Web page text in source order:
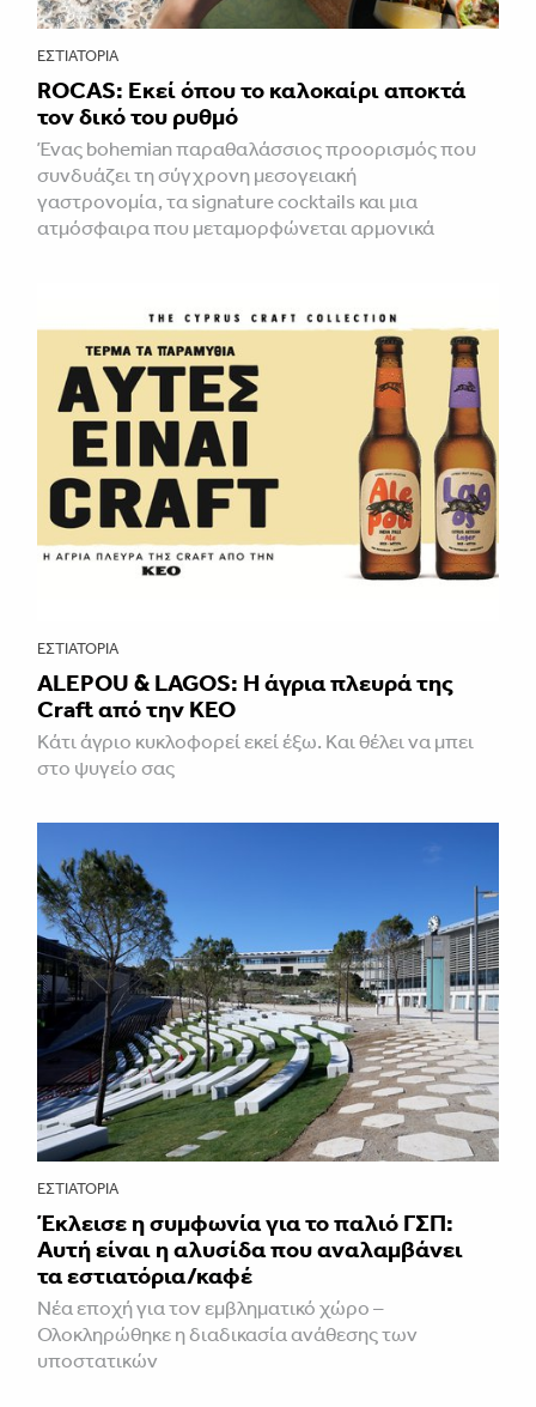
ΕΣΤΙΑΤΌΡΙΑ
ROCAS: Εκεί όπου το καλοκαίρι αποκτά
τον δικό του ρυθμό
Ένας bohemian παραθαλάσσιος προορισμός που
συνδυάζει τη σύγχρονη μεσογειακή
γαστρονομία, τα signature cocktails και μια
ατμόσφαιρα που μεταμορφώνεται αρμονικά
ΕΣΤΙΑΤΌΡΙΑ
ALEPOU & LAGOS: Η άγρια πλευρά της
Craft από την ΚΕΟ
Κάτι άγριο κυκλοφορεί εκεί έξω. Και θέλει να μπει
στο ψυγείο σας
ΕΣΤΙΑΤΌΡΙΑ
Έκλεισε η συμφωνία για το παλιό ΓΣΠ:
Αυτή είναι η αλυσίδα που αναλαμβάνει
τα εστιατόρια/καφέ
Νέα εποχή για τον εμβληματικό χώρο –
Ολοκληρώθηκε η διαδικασία ανάθεσης των
υποστατικών